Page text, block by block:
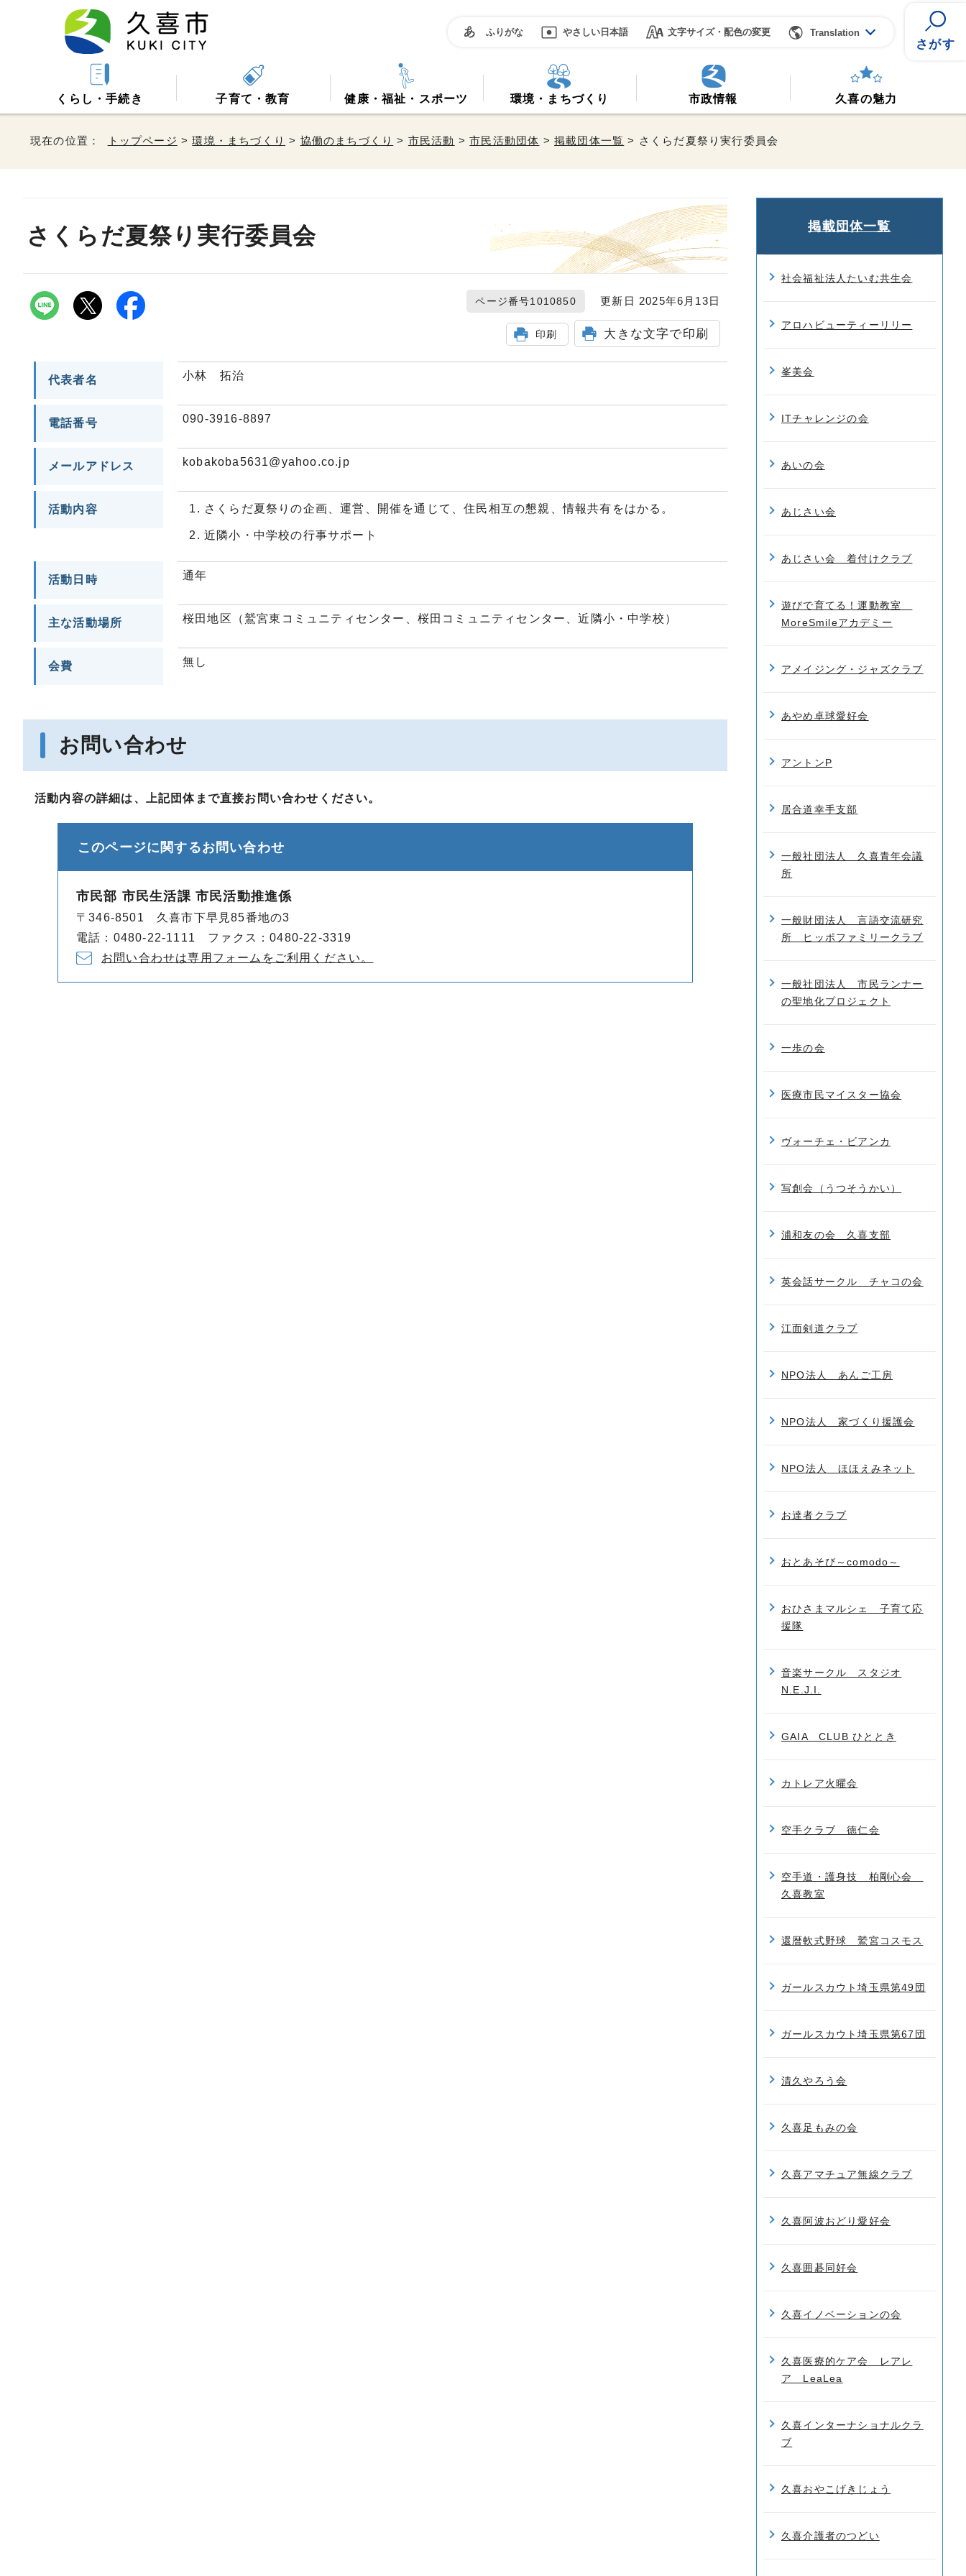
ふりがな やさしい日本語 文字サイズ・配色の変更 Translation
さがす
くらし・手続き 子育て・教育 健康・福祉・スポーツ 環境・まちづくり 市政情報 久喜の魅力
現在の位置： トップページ >環境・まちづくり > 協働のまちづくり > 市民活動 >市民活動団体 >掲載団体一覧 > さくらだ夏祭り実行委員会
さくらだ夏祭り実行委員会
ページ番号1010850 更新日 2025年6月13日
印刷 大きな文字で印刷
代表者名 小林 拓治
電話番号 090-3916-8897
メールアドレス kobakoba5631@yahoo.co.jp
活動内容 さくらだ夏祭りの企画、運営、開催を通じて、住民相互の懇親、情報共有をはかる。
近隣小・中学校の行事サポート
活動日時 通年
主な活動場所 桜田地区（鷲宮東コミュニティセンター、桜田コミュニティセンター、近隣小・中学校）
会費 無し
お問い合わせ
活動内容の詳細は、上記団体まで直接お問い合わせください。
このページに関するお問い合わせ
市民部 市民生活課 市民活動推進係
〒346-8501 久喜市下早見85番地の3
電話：0480-22-1111 ファクス：0480-22-3319
お問い合わせは専用フォームをご利用ください。
掲載団体一覧
社会福祉法人たいむ共生会
アロハビューティーリリー
峯美会
ITチャレンジの会
あいの会
あじさい会
あじさい会 着付けクラブ
遊びで育てる！運動教室
MoreSmileアカデミー
アメイジング・ジャズクラブ
あやめ卓球愛好会
アントンP
居合道幸手支部
一般社団法人 久喜青年会議
所
一般財団法人 言語交流研究
所 ヒッポファミリークラブ
一般社団法人 市民ランナー
の聖地化プロジェクト
一歩の会
医療市民マイスター協会
ヴォーチェ・ビアンカ
写創会（うつそうかい）
浦和友の会 久喜支部
英会話サークル チャコの会
江面剣道クラブ
NPO法人 あんご工房
NPO法人 家づくり援護会
NPO法人 ほほえみネット
お達者クラブ
おとあそび～comodo～
おひさまマルシェ 子育て応
援隊
音楽サークル スタジオ
N.E.J.I.
GAIA CLUB ひととき
カトレア火曜会
空手クラブ 徳仁会
空手道・護身技 柏剛心会
久喜教室
還暦軟式野球 鷲宮コスモス
ガールスカウト埼玉県第49団
ガールスカウト埼玉県第67団
清久やろう会
久喜足もみの会
久喜アマチュア無線クラブ
久喜阿波おどり愛好会
久喜囲碁同好会
久喜イノベーションの会
久喜医療的ケア会 レアレ
ア LeaLea
久喜インターナショナルクラ
ブ
久喜おやこげきじょう
久喜介護者のつどい